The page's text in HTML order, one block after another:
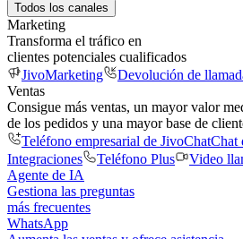
Todos los canales
Marketing
Transforma el tráfico en
clientes potenciales cualificados
JivoMarketing
Devolución de
Ventas
Consigue más ventas, un mayor valor
de los pedidos y una mayor base de
Teléfono empresarial de JivoChatChat
Integraciones
Teléfono Plus Video
Agente de IA
Gestiona las preguntas
más frecuentes
WhatsApp